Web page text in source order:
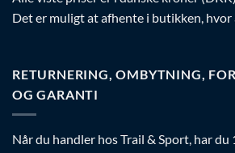
Det er muligt at afhente i butikken, hvor
RETURNERING, OMBYTNING,
OG GARANTI
Når du handler hos Trail & Sport, har du